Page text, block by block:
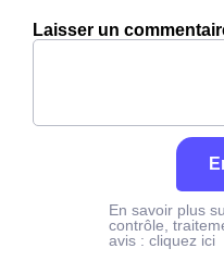
Laisser un
En savoir plus
contrôle,
avis : cliquez ici